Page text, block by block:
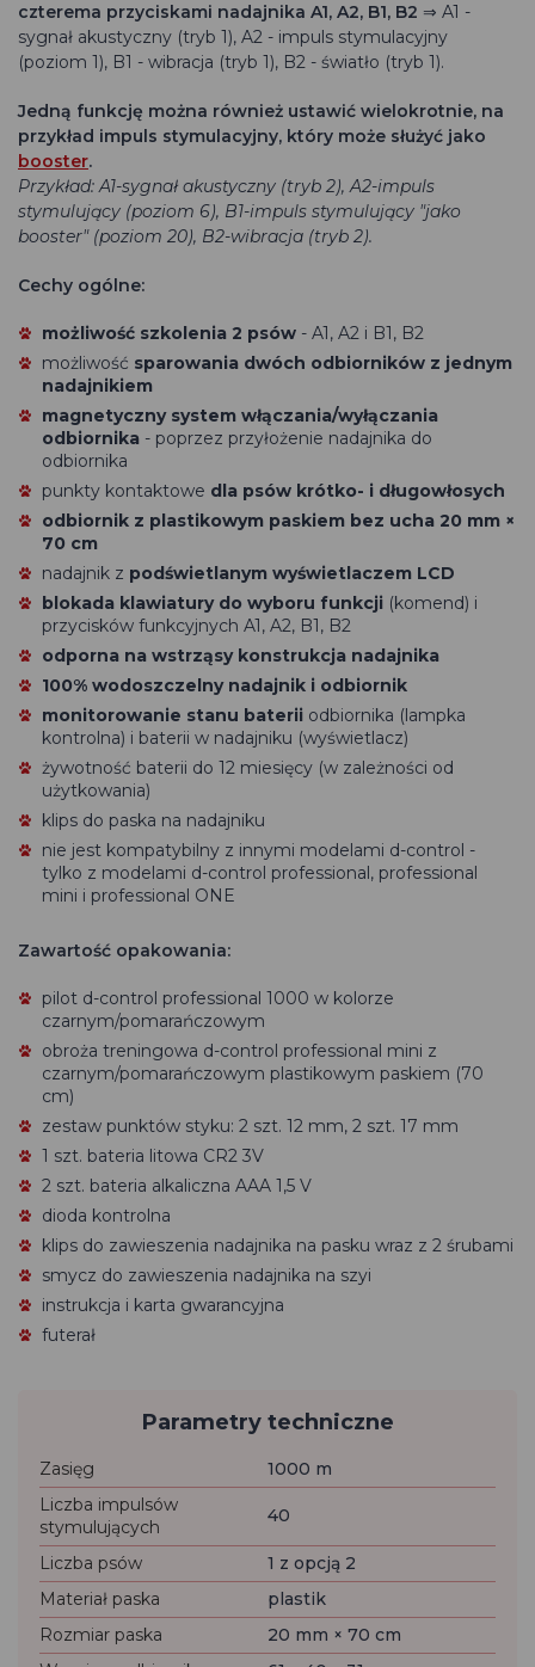
czterema przyciskami nadajnika A1, A2, B1, B2 ⇒ A1 -
sygnał akustyczny (tryb 1), A2 - impuls stymulacyjny
(poziom 1), B1 - wibracja (tryb 1), B2 - światło (tryb 1).
Jedną funkcję można również ustawić wielokrotnie, na
przykład impuls stymulacyjny, który może służyć jako
booster.
Przykład: A1-sygnał akustyczny (tryb 2), A2-impuls
stymulujący (poziom 6), B1-impuls stymulujący "jako
booster" (poziom 20), B2-wibracja (tryb 2).
Cechy ogólne:
możliwość szkolenia 2 psów - A1, A2 i B1, B2
możliwość sparowania dwóch odbiorników z jednym
nadajnikiem
magnetyczny system włączania/wyłączania
odbiornika - poprzez przyłożenie nadajnika do
odbiornika
punkty kontaktowe dla psów krótko- i długowłosych
odbiornik z plastikowym paskiem bez ucha 20 mm ×
70 cm
nadajnik z podświetlanym wyświetlaczem LCD
blokada klawiatury do wyboru funkcji (komend) i
przycisków funkcyjnych A1, A2, B1, B2
odporna na wstrząsy konstrukcja nadajnika
100% wodoszczelny nadajnik i odbiornik
monitorowanie stanu baterii odbiornika (lampka
kontrolna) i baterii w nadajniku (wyświetlacz)
żywotność baterii do 12 miesięcy (w zależności od
użytkowania)
klips do paska na nadajniku
nie jest kompatybilny z innymi modelami d-control -
tylko z modelami d-control professional, professional
mini i professional ONE
Zawartość opakowania:
pilot d-control professional 1000 w kolorze
czarnym/pomarańczowym
obroża treningowa d-control professional mini z
czarnym/pomarańczowym plastikowym paskiem (70
cm)
zestaw punktów styku: 2 szt. 12 mm, 2 szt. 17 mm
1 szt. bateria litowa CR2 3V
2 szt. bateria alkaliczna AAA 1,5 V
dioda kontrolna
klips do zawieszenia nadajnika na pasku wraz z 2 śrubami
smycz do zawieszenia nadajnika na szyi
instrukcja i karta gwarancyjna
futerał
Parametry techniczne
Zasięg
1000 m
Liczba impulsów
stymulujących
40
Liczba psów
1 z opcją 2
Materiał paska
plastik
Rozmiar paska
20 mm × 70 cm